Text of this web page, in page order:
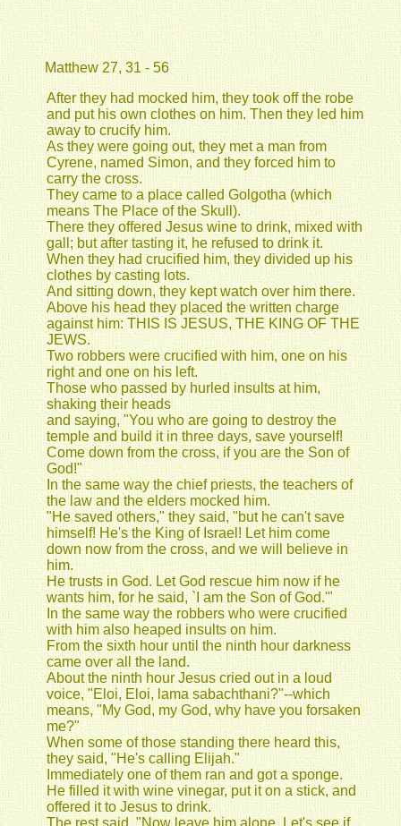
Matthew 27, 31 - 56
After they had mocked him, they took off the robe
and put his own clothes on him. Then they led him
away to crucify him.
As they were going out, they met a man from
Cyrene, named Simon, and they forced him to
carry the cross.
They came to a place called Golgotha (which
means The Place of the Skull).
There they offered Jesus wine to drink, mixed with
gall; but after tasting it, he refused to drink it.
When they had crucified him, they divided up his
clothes by casting lots.
And sitting down, they kept watch over him there.
Above his head they placed the written charge
against him: THIS IS JESUS, THE KING OF THE
JEWS.
Two robbers were crucified with him, one on his
right and one on his left.
Those who passed by hurled insults at him,
shaking their heads
and saying, "You who are going to destroy the
temple and build it in three days, save yourself!
Come down from the cross, if you are the Son of
God!"
In the same way the chief priests, the teachers of
the law and the elders mocked him.
"He saved others," they said, "but he can't save
himself! He's the King of Israel! Let him come
down now from the cross, and we will believe in
him.
He trusts in God. Let God rescue him now if he
wants him, for he said, `I am the Son of God.'"
In the same way the robbers who were crucified
with him also heaped insults on him.
From the sixth hour until the ninth hour darkness
came over all the land.
About the ninth hour Jesus cried out in a loud
voice, "Eloi, Eloi, lama sabachthani?"--which
means, "My God, my God, why have you forsaken
me?"
When some of those standing there heard this,
they said, "He's calling Elijah."
Immediately one of them ran and got a sponge.
He filled it with wine vinegar, put it on a stick, and
offered it to Jesus to drink.